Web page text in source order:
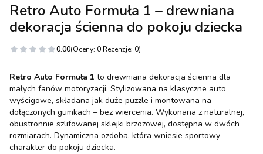
Retro Auto Formuła 1 – drewniana
dekoracja ścienna do pokoju dziecka
0.00(Oceny: 0 Recenzje: 0)
Retro Auto Formuła 1 to drewniana dekoracja ścienna dla
małych fanów motoryzacji. Stylizowana na klasyczne auto
wyścigowe, składana jak duże puzzle i montowana na
dołączonych gumkach – bez wiercenia. Wykonana z naturalnej,
obustronnie szlifowanej sklejki brzozowej, dostępna w dwóch
rozmiarach. Dynamiczna ozdoba, która wniesie sportowy
charakter do pokoju dziecka.